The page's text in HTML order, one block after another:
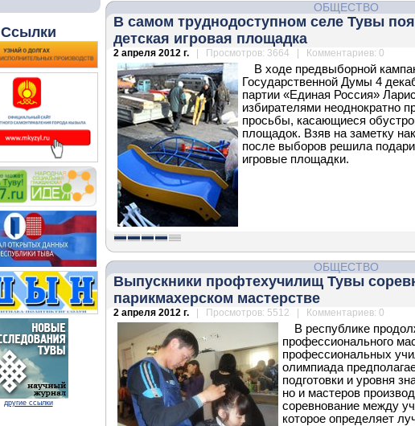
Ссылки
другие ссылки
ОБЩЕСТВО
В самом труднодоступном селе Тувы
детская игровая площадка
2 апреля 2012 г. | Просмотров: 3664 | Комментариев: 0
В ходе предвыборной
Государственной Думы 4
партии «Единая Россия»
избирателями неоднократно
просьбы, касающиеся
площадок. Взяв на заметку
после выборов решила
игровые площадки.
ОБЩЕСТВО
Выпускники профтехучилищ Тувы
парикмахерском мастерстве
2 апреля 2012 г. | Просмотров: 5512 | Комментариев: 0
В республике
профессионального
профессиональных
олимпиада
подготовки и уровня
но и мастеров
соревнование между
которое определяет